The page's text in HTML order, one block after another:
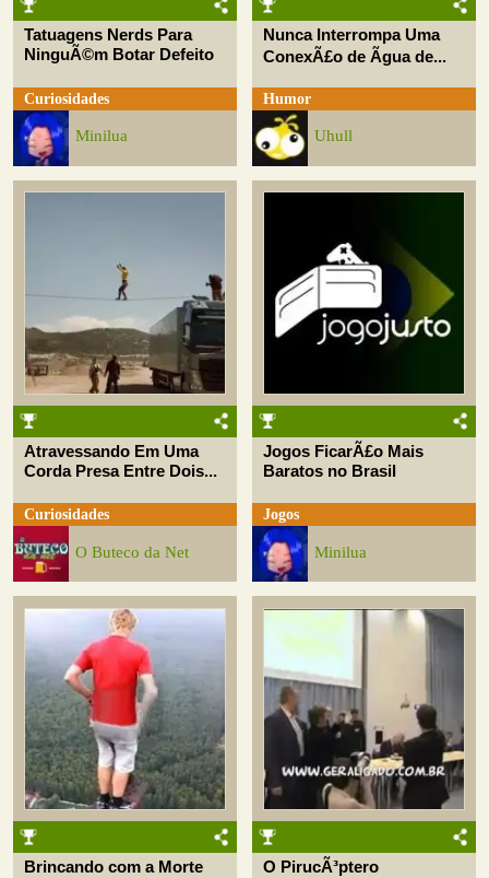
Tatuagens Nerds Para
NinguÃ©m Botar Defeito
Curiosidades
Minilua
Nunca Interrompa Uma
ConexÃ£o de Ãgua de...
Humor
Uhull
Atravessando Em Uma
Corda Presa Entre Dois...
Curiosidades
O Buteco da Net
Jogos FicarÃ£o Mais
Baratos no Brasil
Jogos
Minilua
Brincando com a Morte O PirucÃ³ptero